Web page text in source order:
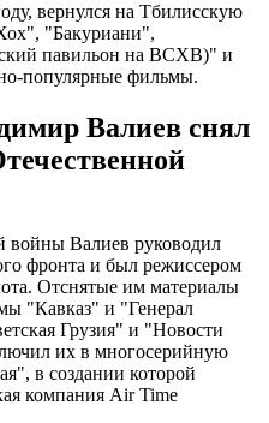
вернулся на Тбилисскую
"Бакуриани",
павильон на ВСХВ)" и
популярные фильмы.
Валиев снял
войны Валиев руководил
фронта и был режиссером
Отснятые им материалы
"Кавказ" и "Генерал
Грузия" и "Новости
их в многосерийную
в создании которой
компания Air Time